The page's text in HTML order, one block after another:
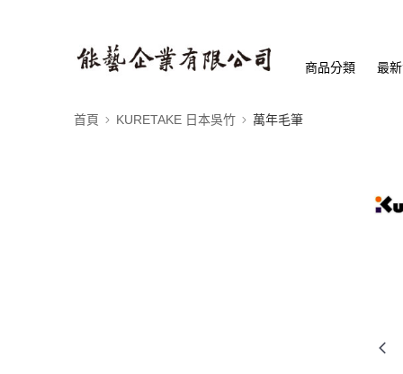
商品分類 最
首頁 KURETAKE 日本吳竹 萬年毛筆